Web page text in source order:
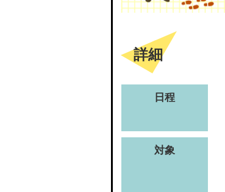
詳細
日程
対象